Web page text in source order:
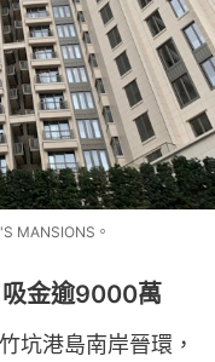
MANSIONS。
金逾9000萬
坑港島南岸晉環，